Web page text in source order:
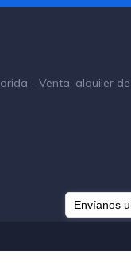
- Venta, alquiler
Envíanos